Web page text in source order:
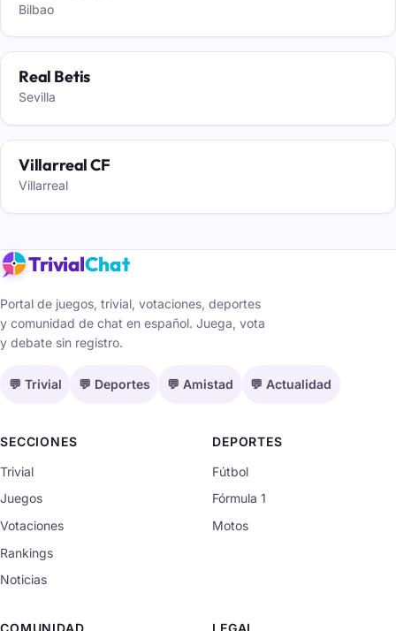
Bilbao
Real Betis
Sevilla
Villarreal CF
Villarreal
TrivialChat
Portal de juegos, trivial, votaciones, deportes
y comunidad de chat en español. Juega, vota
y debate sin registro.
💬 Trivial 💬 Deportes 💬 Amistad 💬 Actualidad
SECCIONES
Trivial
Juegos
Votaciones
Rankings
Noticias
DEPORTES
Fútbol
Fórmula 1
Motos
COMUNIDAD LEGAL